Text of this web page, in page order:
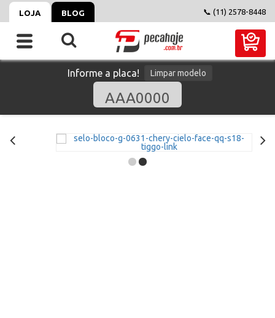
LOJA BLOG 📞 (11) 2578-8448
Informe a placa! Limpar modelo